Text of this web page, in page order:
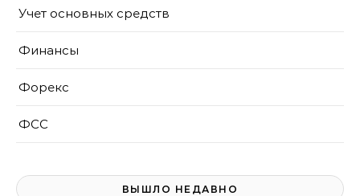
Учет основных средств
Финансы
Форекс
ФСС
ВЫШЛО НЕДАВНО